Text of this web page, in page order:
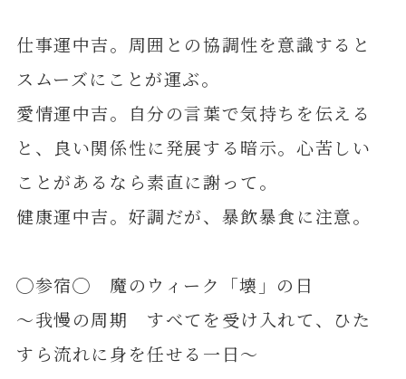
仕事運中吉。周囲との協調性を意識すると
スムーズにことが運ぶ。
愛情運中吉。自分の言葉で気持ちを伝える
と、良い関係性に発展する暗示。心苦しい
ことがあるなら素直に謝って。
健康運中吉。好調だが、暴飲暴食に注意。
◯参宿◯ 魔のウィーク「壊」の日
～我慢の周期 すべてを受け入れて、ひた
すら流れに身を任せる一日～